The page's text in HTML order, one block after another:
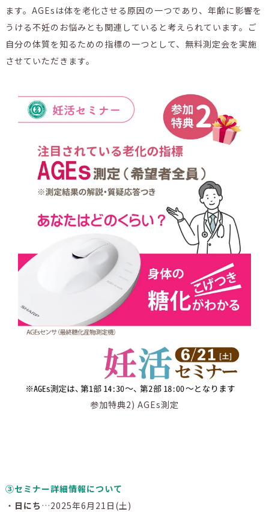
ます。AGEsは体を老化させる原因の一つであり、年齢に影響を
うける不妊のお悩みとも関連していると考えられています。ご
自分の体質を知るための指標の一つとして、無料測定会を実施
させていただきます。
参加特典2) AGEs測定
➂セミナー詳細情報について
・ 日にち …2025年6月21日(土)